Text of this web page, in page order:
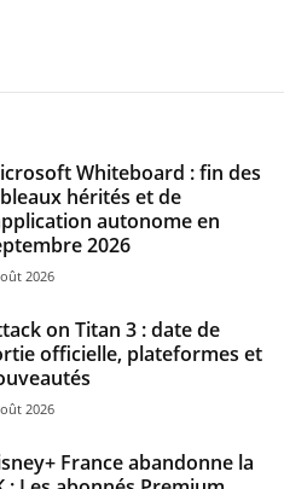
Whiteboard : fin des
hérités et de
autonome en
2026
2026
on Titan 3 : date de
officielle, plateformes et
2026
France abandonne la